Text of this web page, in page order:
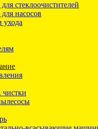
стеклоочистителей
насосов
ухода
чистки